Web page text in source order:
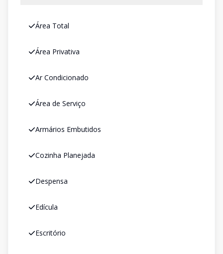
Área Total
Área Privativa
Ar Condicionado
Área de Serviço
Armários Embutidos
Cozinha Planejada
Despensa
Edícula
Escritório